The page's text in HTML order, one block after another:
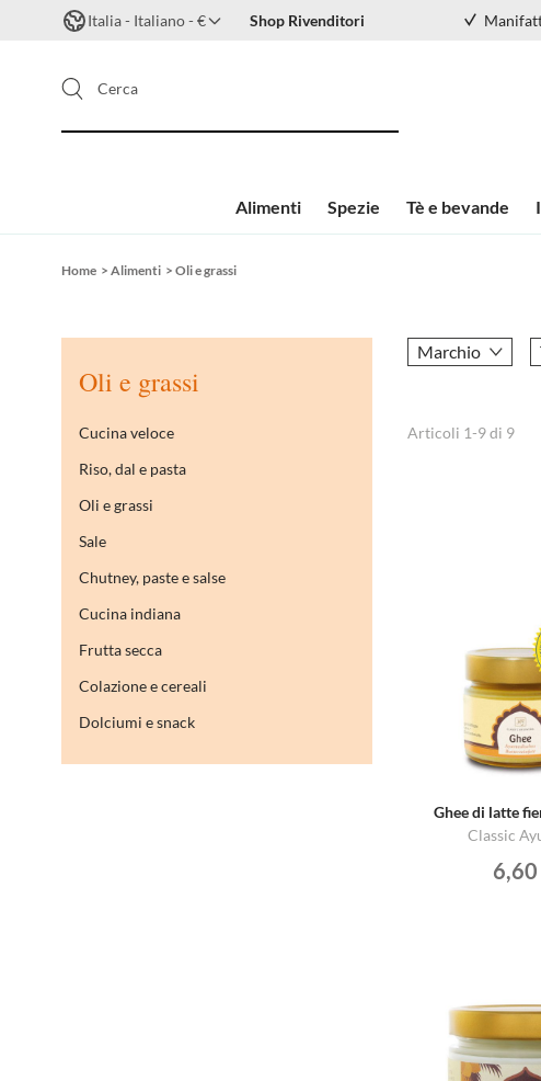
Italia - Italiano - € Shop Rivenditori
Alimenti Spezie Tè e bevande
Cerca
Home > Alimenti > Oli e grassi
Oli e grassi
Cucina veloce
Riso, dal e pasta
Oli e grassi
Sale
Chutney, paste e salse
Cucina indiana
Frutta secca
Colazione e cereali
Dolciumi e snack
Marchio
Articoli 1-9di 9
Ghee di latte
Classic
6,60